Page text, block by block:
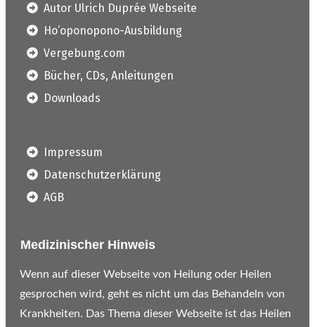
Autor Ulrich Duprée Webseite
Ho’oponopono-Ausbildung
Vergebung.com
Bücher, CDs, Anleitungen
Downloads
Impressum
Datenschutzerklärung
AGB
Medizinischer Hinweis
Wenn auf dieser Webseite von Heilung oder Heilen
gesprochen wird, geht es nicht um das Behandeln von
Krankheiten. Das Thema dieser Webseite ist das Heilen